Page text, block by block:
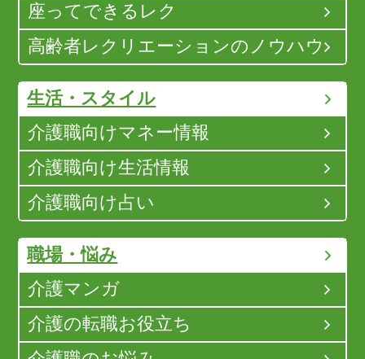
座ってできるレク
高齢者レクリエーションのノウハウ
生活・スタイル
介護職向けマネー情報
介護職向け生活情報
介護職向け占い
職場・悩み
介護マンガ
介護の転職お役立ち